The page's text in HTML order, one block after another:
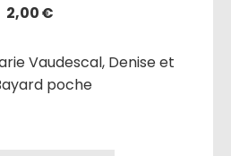
2,00€
Vaudescal, Denise et
poche